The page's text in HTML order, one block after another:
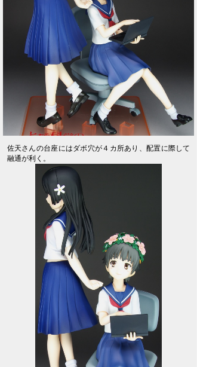
佐天さんの台座にはダボ穴が４カ所あり、配置に際して
融通が利く。